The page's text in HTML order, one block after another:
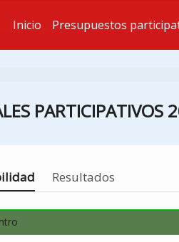
Estás en
Inicio Presupuestos
PARTICIPATIVOS
Resultados